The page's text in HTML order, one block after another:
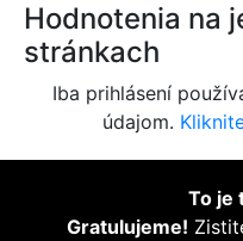
Hodnotenia na
stránkach
Iba prihlásení
údajom.
To je
Gratulujeme!